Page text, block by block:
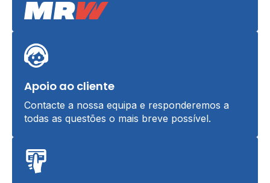
Apoio ao cliente
Contacte a nossa equipa e responderemos a
todas as questões o mais breve possível.